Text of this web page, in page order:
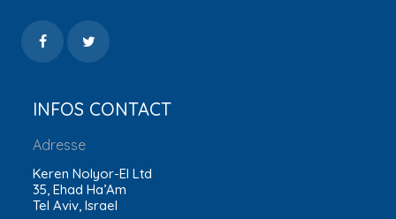
INFOS CONTACT
Adresse
Keren Nolyor-El Ltd
35, Ehad Ha’Am
Tel Aviv, Israel